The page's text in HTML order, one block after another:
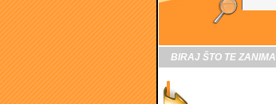
BIRAJ ŠTO TE ZANIMA